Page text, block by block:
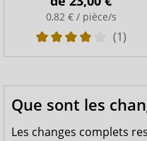
0,82 € / pièce/s
(1)
Que sont les
Les changes complets